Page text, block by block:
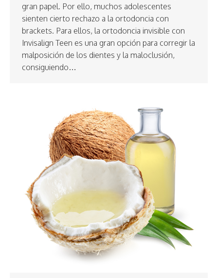
gran papel. Por ello, muchos adolescentes
sienten cierto rechazo a la ortodoncia con
brackets. Para ellos, la ortodoncia invisible con
Invisalign Teen es una gran opción para corregir la
malposición de los dientes y la maloclusión,
consiguiendo…